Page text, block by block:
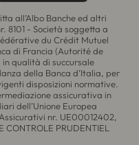
all’Albo Banche ed altri
- Società soggetta a
du Crédit Mutuel
di Francia (Autorité de
in qualità di succursale
della Banca d’Italia, per
disposizioni normative.
assicurativa in
dell’Unione Europea
nr. UE00012402,
PRUDENTIEL